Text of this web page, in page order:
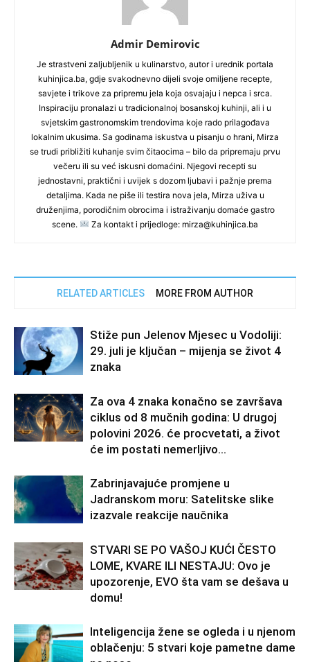
Admir Demirovic
Je strastveni zaljubljenik u kulinarstvo, autor i urednik portala
kuhinjica.ba, gdje svakodnevno dijeli svoje omiljene recepte,
savjete i trikove za pripremu jela koja osvajaju i nepca i srca.
Inspiraciju pronalazi u tradicionalnoj bosanskoj kuhinji, ali i u
svjetskim gastronomskim trendovima koje rado prilagođava
lokalnim ukusima. Sa godinama iskustva u pisanju o hrani, Mirza
se trudi približiti kuhanje svim čitaocima – bilo da pripremaju prvu
večeru ili su već iskusni domaćini. Njegovi recepti su
jednostavni, praktični i uvijek s dozom ljubavi i pažnje prema
detaljima. Kada ne piše ili testira nova jela, Mirza uživa u
druženjima, porodičnim obrocima i istraživanju domaće gastro
scene.
Za kontakt i prijedloge: mirza@kuhinjica.ba
RELATED ARTICLES MORE FROM AUTHOR
Stiže pun Jelenov Mjesec u Vodoliji:
29. juli je ključan – mijenja se život 4
znaka
Za ova 4 znaka konačno se završava
ciklus od 8 mučnih godina: U drugoj
polovini 2026. će procvetati, a život
će im postati nemerljivo...
Zabrinjavajuće promjene u
Jadranskom moru: Satelitske slike
izazvale reakcije naučnika
STVARI SE PO VAŠOJ KUĆI ČESTO
LOME, KVARE ILI NESTAJU: Ovo je
upozorenje, EVO šta vam se dešava u
domu!
Inteligencija žene se ogleda i u njenom
oblačenju: 5 stvari koje pametne dame